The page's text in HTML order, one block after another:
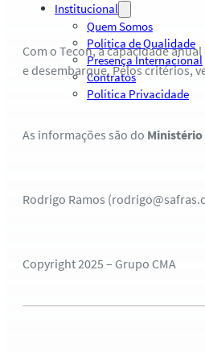
Institucional
Quem Somos
Política de Qualidade
Presença Internacional
Contratos
Política Privacidade
Com o Tecon, a capacidade
e desembarque. Pelos critérios,
As informações são do Ministério
Rodrigo Ramos
Copyright 2025 – Grupo CMA